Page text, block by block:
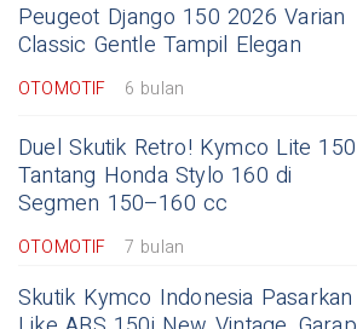
Peugeot Django 150 2026 Varian
Classic Gentle Tampil Elegan
OTOMOTIF 6 bulan
Duel Skutik Retro! Kymco Lite 150
Tantang Honda Stylo 160 di
Segmen 150–160 cc
OTOMOTIF 7 bulan
Skutik Kymco Indonesia Pasarkan